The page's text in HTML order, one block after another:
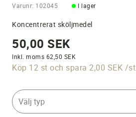
Varunr: 102045 I lager
Koncentrerat sköljmedel
50,00 SEK
Inkl. moms 62,50 SEK
Köp 12 st och spara 2,00 SEK /st
Välj typ